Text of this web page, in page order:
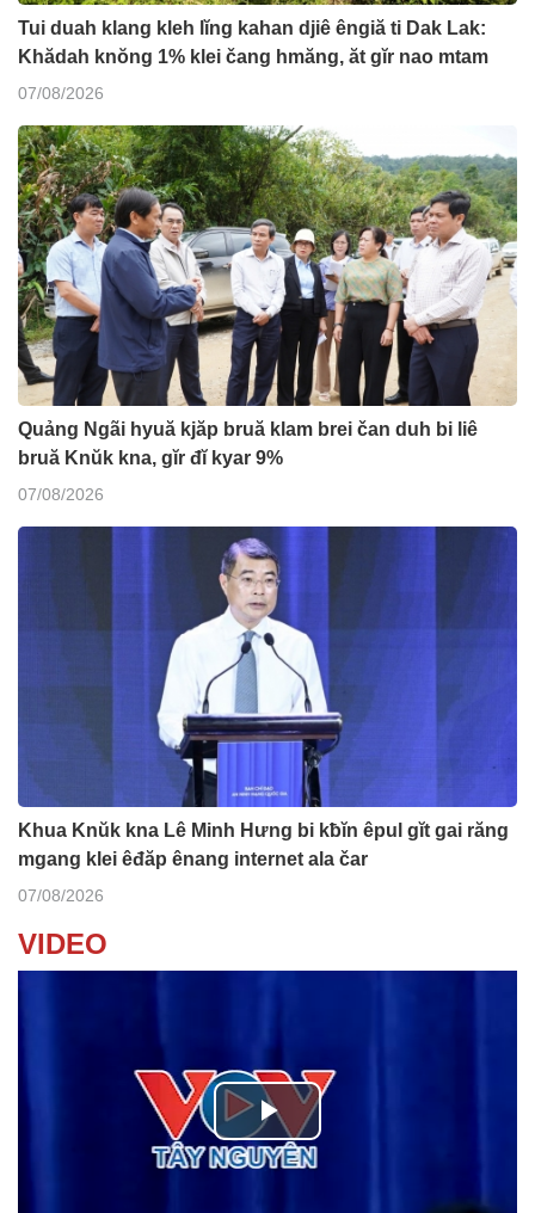
Tui duah klang kleh lĭng kahan djiê êngiă ti Dak Lak:
Khădah knŏng 1% klei čang hmăng, ăt gĭr nao mtam
07/08/2026
Quảng Ngãi hyuă kjăp bruă klam brei čan duh bi liê
bruă Knŭk kna, gĭr đĭ kyar 9%
07/08/2026
Khua Knŭk kna Lê Minh Hưng bi kƀĭn êpul gĭt gai răng
mgang klei êđăp ênang internet ala čar
07/08/2026
VIDEO
P